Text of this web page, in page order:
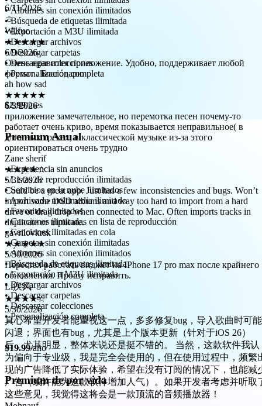
Wilfuc
★★★★★
6/9/2026
Очень нравится приложение. Удобно, поддерживает любой
формат . Благодарю
ah how sad
★★★★★
6/3/2026
приложение замечательное, но перемотка песен почему-то
работает очень криво, время показывается неправильное( в
длинных треках, в классической музыке из-за этого
ориентироваться очень трудно
Zane sherif
★★★★☆
5/31/2026
Could be a great app. Just has a few inconsistencies and bugs. Won’t
import some DSD albums and way too hard to import from a hard
drive or drag drop when connected to Mac. Often imports tracks in
duplicate or triplicate.
gavrilovkrsk
★★★★★
5/30/2026
Перестал работать виджет на IPhone 17 pro max после крайнего
обновления. Прошу исправить.
Li疾风
★★★★☆
5/30/2026
真心希望开发者能重视这一点，多多修复bug，导入歌曲时可能
闪退；界面也有bug，尤其是上个版本更新（针对于iOS 26）
后，尤其明显，整体来说还是挺不错的。 当然，这款软件我认
为偏向于专业级，我是完全会使用的，但在使用过程中，频繁
现的广告降低了实际体验，希望在没有订阅的情况下，也能减
广告（或许能为这款软件增加人气）。如果开发者考虑并听取
这些意见，我觉得这将会是一款顶流的音频播放器！
Mohnauf
★★★★★
• Álbumes sin conexión ilimitados
• Búsqueda de etiquetas ilimitada
• Exportación a M3U ilimitada
• Descargar archivos
• Descargar carpetas
• Descargar colecciones
• Personalización completa
$2.99/mes
Premium Anual
• Experiencia sin anuncios
• Listas de reproducción ilimitadas
• Servicios en la nube ilimitados
• Archivado multimedia ilimitado
• Favoritos ilimitados
• Canciones ilimitadas en lista de reproducción
• Canciones ilimitadas en cola
• Carpetas sin conexión ilimitadas
• Álbumes sin conexión ilimitados
• Búsqueda de etiquetas ilimitada
• Exportación a M3U ilimitada
• Descargar archivos
• Descargar carpetas
• Descargar colecciones
• Personalización completa
$19.99/año
Premium de por vida